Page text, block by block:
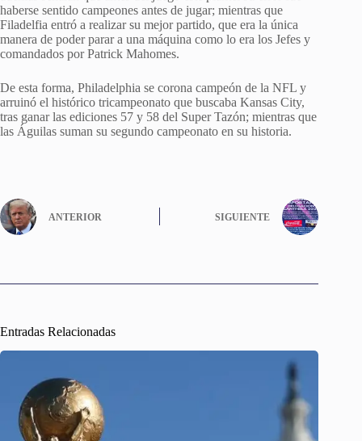
haberse sentido campeones antes de jugar; mientras que
Filadelfia entró a realizar su mejor partido, que era la única
manera de poder parar a una máquina como lo era los Jefes y
comandados por Patrick Mahomes.
De esta forma, Philadelphia se corona campeón de la NFL y
arruinó el histórico tricampeonato que buscaba Kansas City,
tras ganar las ediciones 57 y 58 del Super Tazón; mientras que
las Águilas suman su segundo campeonato en su historia.
ANTERIOR SIGUIENTE
Entradas Relacionadas